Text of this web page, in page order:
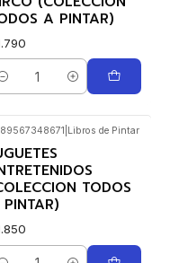
A PINTAR)
Libros de Pintar
TODOS